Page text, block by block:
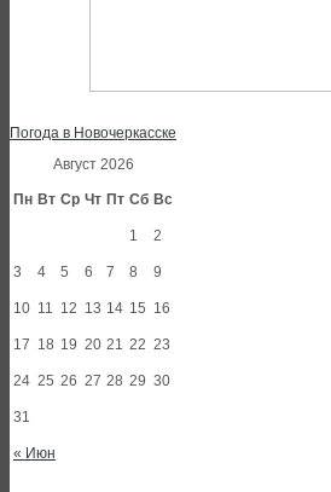
Погода в Новочеркасске
Август 2026
Пн Вт Ср Чт Пт Сб Вс
« Июн
1 2
3 4 5 6 7 8 9
10 11 12 13 14 15 16
17 18 19 20 21 22 23
24 25 26 27 28 29 30
31